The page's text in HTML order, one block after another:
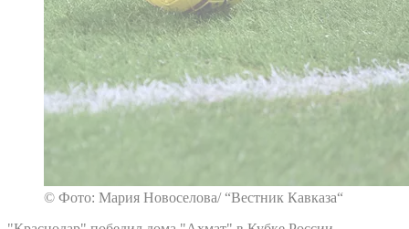
© Фото: Мария Новоселова/ “Вестник Кавказа“